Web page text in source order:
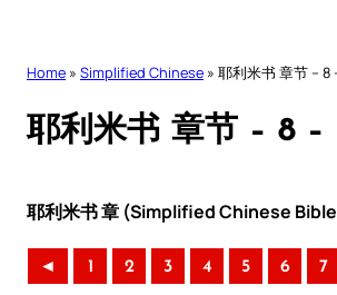
Home » Simplified Chinese » 耶利米书 章节 – 8
耶利米书 章节 – 8
耶利米书 章 (Simplified Chinese
◄ 1 2 3 4 5 6 7